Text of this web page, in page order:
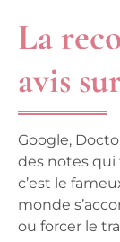
La
avis
Google,
des notes qui
c’est le
monde
ou forcer le